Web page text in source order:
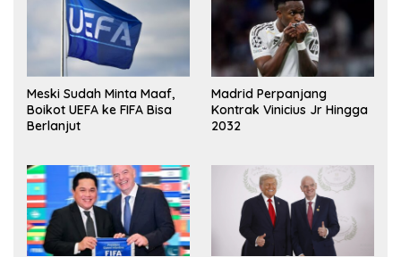
Meski Sudah Minta Maaf,
Boikot UEFA ke FIFA Bisa
Berlanjut
Madrid Perpanjang
Kontrak Vinicius Jr Hingga
2032